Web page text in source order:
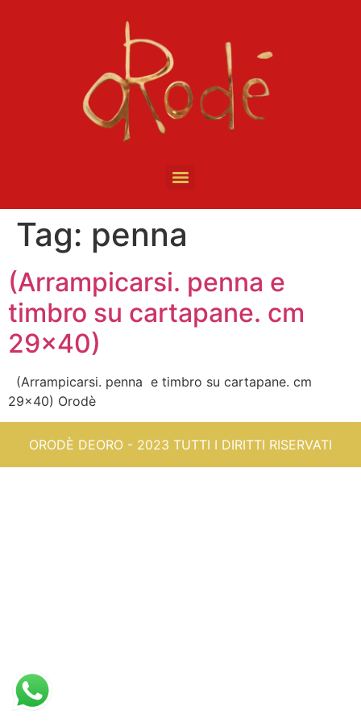
Tag: penna
(Arrampicarsi. penna e
timbro su cartapane. cm
29×40)
(Arrampicarsi. penna e timbro su cartapane. cm
29×40) Orodè
ORODÈ DEORO - 2023 TUTTI I DIRITTI RISERVATI